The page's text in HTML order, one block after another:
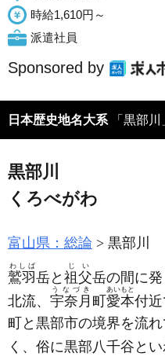
時給1,610円～
派遣社員
Sponsored by
日本歴史地名大系 「黒部
黒部川
くろべがわ
富山県：総論 黒部川
鷲羽
わしば
岳と 祖父
じい
岳の間に発
北流、 宇奈月
うなづき
町 愛本
あいもと
付近
町と黒部市の境界を流
く、俗に黒部八千谷と